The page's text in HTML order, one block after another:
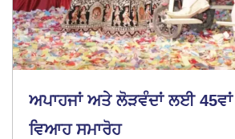
ਅਪਾਹਜਾਂ ਅਤੇ ਲੋੜਵੰਦਾਂ ਲਈ
ਵਿਆਹ ਸਮਾਰੋਹ